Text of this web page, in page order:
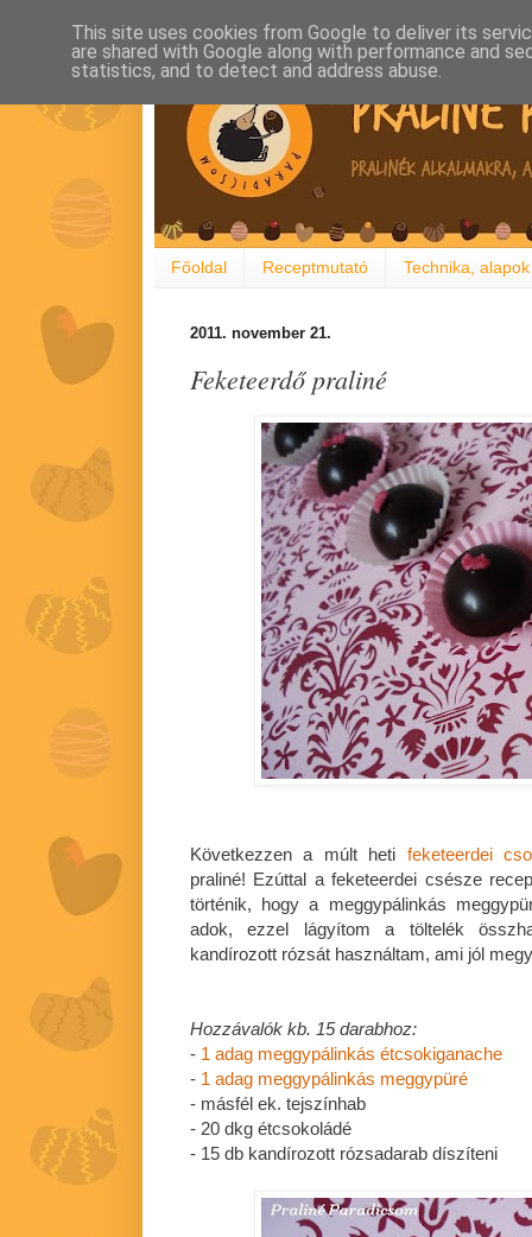
Főoldal Receptmutató Technika, alapok
2011. november 21.
Feketeerdő praliné
Következzen a múlt heti feketeerdei
praliné! Ezúttal a feketeerdei csésze
történik, hogy a meggypálinkás
adok, ezzel lágyítom a töltelék
kandírozott rózsát használtam, ami jól
Hozzávalók kb. 15 darabhoz:
- 1 adag meggypálinkás étcsokiganache
- 1 adag meggypálinkás meggypüré
- másfél ek. tejszínhab
- 20 dkg étcsokoládé
- 15 db kandírozott rózsadarab díszíteni
This site uses cookies from Google to deliver its
are shared with Google along with performance and
statistics, and to detect and address abuse.